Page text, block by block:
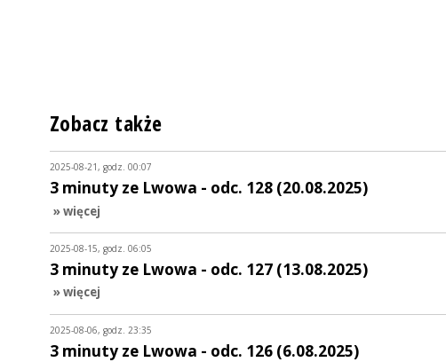
Zobacz także
2025-08-21, godz. 00:07
3 minuty ze Lwowa - odc. 128 (20.08.2025)
» więcej
2025-08-15, godz. 06:05
3 minuty ze Lwowa - odc. 127 (13.08.2025)
» więcej
2025-08-06, godz. 23:35
3 minuty ze Lwowa - odc. 126 (6.08.2025)